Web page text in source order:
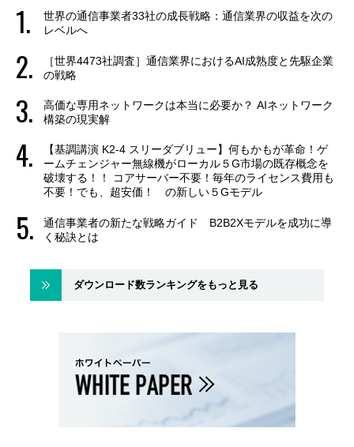
世界の通信事業者33社の成長戦略：通信業界の収益を次の
レベルへ
［世界4473社調査］通信業界におけるAI成熟度と先駆企業
の戦略
高価な専用ネットワークは本当に必要か？ AIネットワーク
構築の現実解
【基調講演 K2-4 スリーダブリュー】何もかもが革命！ゲ
ームチェンジャー無線機がローカル５G市場の既存概念を
破壊する！！ コアサーバー不要！毎年のライセンス費用も
不要！でも、超安価！ の新しい５Gモデル
通信事業者の新たな戦略ガイド B2B2Xモデルを成功に導
く秘訣とは
ダウンロード数ランキングをもっと見る